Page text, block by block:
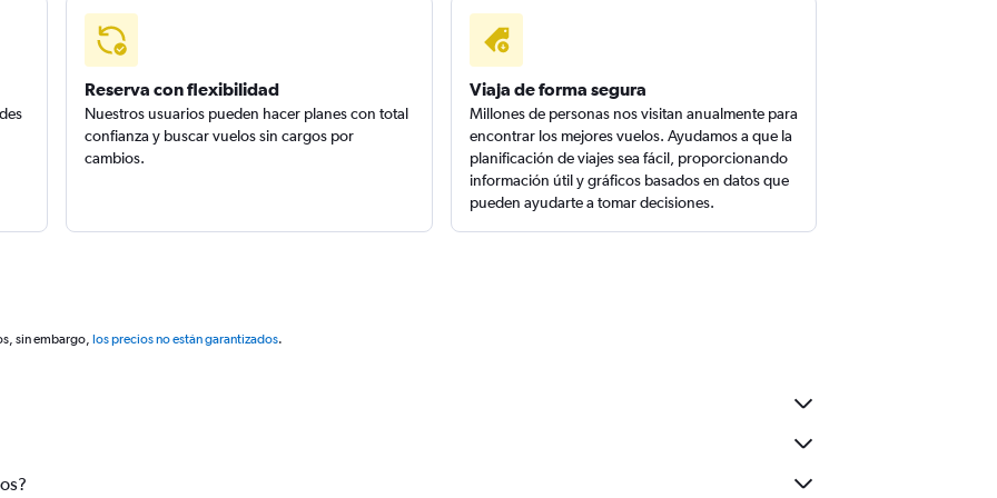
Reserva con flexibilidad
Nuestros usuarios pueden hacer planes con total
confianza y buscar vuelos sin cargos por
cambios.
Viaja de forma segura
Millones de personas nos visitan anualmente para
encontrar los mejores vuelos. Ayudamos a que la
planificación de viajes sea fácil, proporcionando
información útil y gráficos basados en datos que
pueden ayudarte a tomar decisiones.
sin embargo, los precios no están garantizados.